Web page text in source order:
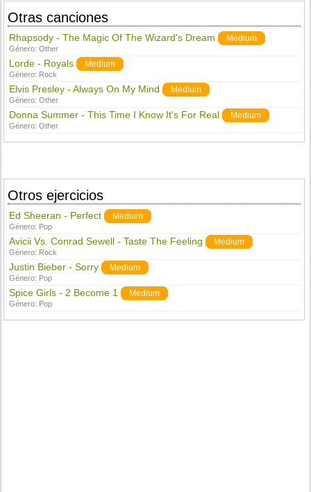
Otras canciones
Rhapsody - The Magic Of The Wizard's Dream Medium
Género:Other
Lorde - Royals Medium
Género: Rock
Elvis Presley - Always On My Mind Medium
Género:Other
Donna Summer - This Time I Know It's For Real Medium
Género:Other
Otros ejercicios
Ed Sheeran - Perfect Medium
Género: Pop
Avicii Vs. Conrad Sewell - Taste The Feeling Medium
Género: Rock
Justin Bieber - Sorry Medium
Género: Pop
Spice Girls - 2 Become 1 Medium
Género: Pop